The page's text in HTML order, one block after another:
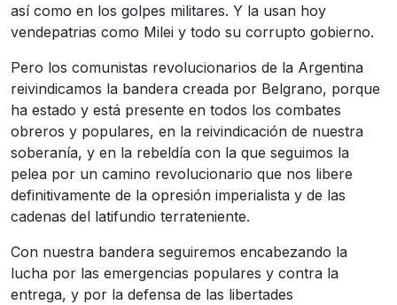
así como en los golpes militares. Y la usan hoy
vendepatrias como Milei y todo su corrupto gobierno.
Pero los comunistas revolucionarios de la Argentina
reivindicamos la bandera creada por Belgrano, porque
ha estado y está presente en todos los combates
obreros y populares, en la reivindicación de nuestra
soberanía, y en la rebeldía con la que seguimos la
pelea por un camino revolucionario que nos libere
definitivamente de la opresión imperialista y de las
cadenas del latifundio terrateniente.
Con nuestra bandera seguiremos encabezando la
lucha por las emergencias populares y contra la
entrega, y por la defensa de las libertades